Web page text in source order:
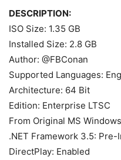
DESCRIPTION:
ISO Size: 1.35 GB
Installed Size: 2.8 GB
Author: @FBConan
Supported Languages:
Architecture: 64 Bit
Edition: Enterprise LTSC
From Original MS
.NET Framework 3.5: Pre-
DirectPlay: Enabled